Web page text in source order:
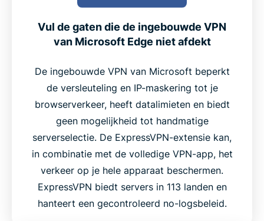
in plaats van gratis alternatieven
Gebruikerservaring: wat echte klanten zeggen
Veelgestelde vragen
Voeg ExpressVPN nu toe aan Microsoft Edge
Maak verbinding met het wereldwijde
servernetwerk van ExpressVPN in Edge
Vul de gaten die de ingebouwde VPN
van Microsoft Edge niet afdekt
De ingebouwde VPN van Microsoft beperkt
de versleuteling en IP-maskering tot je
browserverkeer, heeft datalimieten en biedt
geen mogelijkheid tot handmatige
serverselectie. De ExpressVPN-extensie kan,
in combinatie met de volledige VPN-app, het
verkeer op je hele apparaat beschermen.
ExpressVPN biedt servers in 113 landen en
hanteert een gecontroleerd no-logsbeleid.